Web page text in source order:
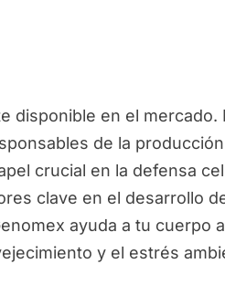
disponible en el mercado.
de la
crucial en la defensa
clave en el desarrollo
ayuda a tu cuerpo
y el estrés